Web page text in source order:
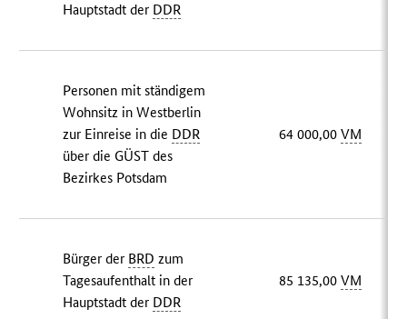
Hauptstadt der DDR
Personen mit ständigem
Wohnsitz in Westberlin
zur Einreise in die DDR
über die GÜST des
Bezirkes Potsdam
64 000,00VM
Bürger der BRD zum
Tagesaufenthalt in der
Hauptstadt der DDR
85 135,00VM